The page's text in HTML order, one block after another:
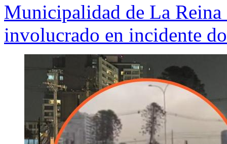
Municipalidad de La Reina
involucrado en incidente